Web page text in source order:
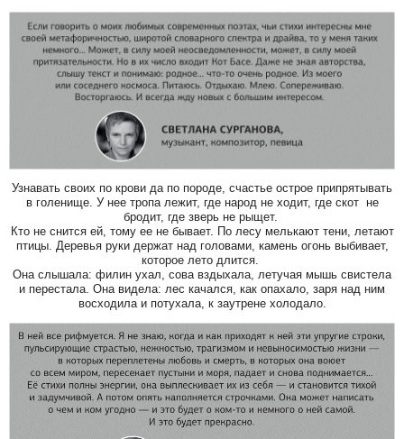
Узнавать своих по крови да по породе, счастье острое припрятывать
в голенище. У нее тропа лежит, где народ не ходит, где скот не
бродит, где зверь не рыщет.
Кто не снится ей, тому ее не бывает. По лесу мелькают тени, летают
птицы. Деревья руки держат над головами, камень огонь выбивает,
которое лето длится.
Она слышала: филин ухал, сова вздыхала, летучая мышь свистела
и перестала. Она видела: лес качался, как опахало, заря над ним
восходила и потухала, к заутрене холодало.